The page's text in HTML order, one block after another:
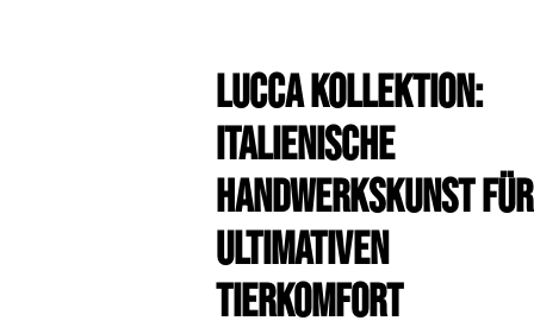
Lucca Kollektion:
Italienische
Handwerkskunst für
ultimativen
Tierkomfort